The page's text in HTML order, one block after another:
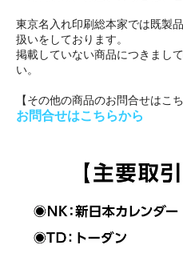
東京名入れ印刷総本家では既製
扱いをしております。
掲載していない商品につきまし
い。
【その他の商品のお問合せはこち
お問合せはこちらから